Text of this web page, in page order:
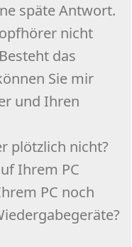
späte Antwort.
nicht
das
Sie mir
und Ihren
plötzlich nicht?
Ihrem PC
PC noch